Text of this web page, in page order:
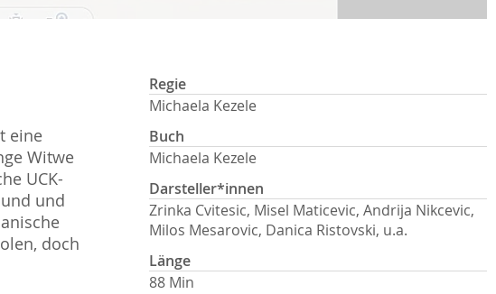
eine
Witwe
UCK-
und
doch
Regie
Michaela Kezele
Buch
Michaela Kezele
Darsteller*innen
Zrinka Cvitesic, Misel Maticevic, Andrija Nikcevic,
Milos Mesarovic, Danica Ristovski, u.a.
Länge
88 Min